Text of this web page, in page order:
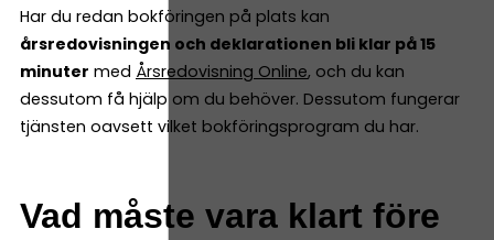
Har du redan bokföringen på plats kan
årsredovisningen och deklarationen bli klar på 15
minuter med Årsredovisning Online, och du kan
dessutom få hjälp om du behöver. Dessutom fungerar
tjänsten oavsett vilket bokföringsprogram du har.
Vad måste vara klart före